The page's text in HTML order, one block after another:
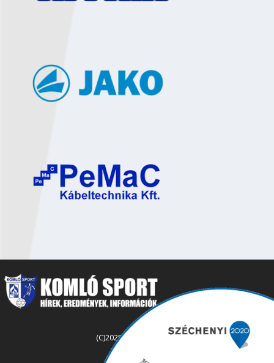
(C)2025 komlosport.hu